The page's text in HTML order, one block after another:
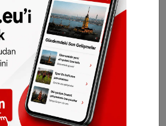
İslamın resmî
sağlayacaktır.”, diye